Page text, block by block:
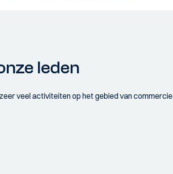
leden
veel activiteiten op het gebied van commercie